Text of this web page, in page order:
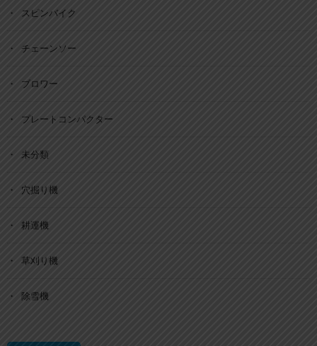
スピンバイク
チェーンソー
ブロワー
プレートコンパクター
未分類
穴掘り機
耕運機
草刈り機
除雪機